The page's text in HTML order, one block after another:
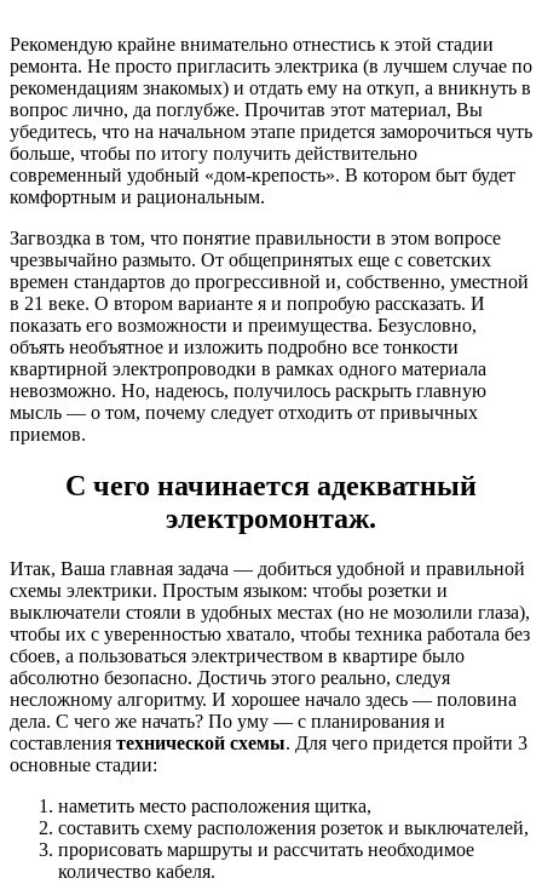
Рекомендую крайне внимательно отнестись к этой стадии
ремонта. Не просто пригласить электрика (в лучшем случае по
рекомендациям знакомых) и отдать ему на откуп, а вникнуть в
вопрос лично, да поглубже. Прочитав этот материал, Вы
убедитесь, что на начальном этапе придется заморочиться чуть
больше, чтобы по итогу получить действительно
современный удобный «дом-крепость». В котором быт будет
комфортным и рациональным.
Загвоздка в том, что понятие правильности в этом вопросе
чрезвычайно размыто. От общепринятых еще с советских
времен стандартов до прогрессивной и, собственно, уместной
в 21 веке. О втором варианте я и попробую рассказать. И
показать его возможности и преимущества. Безусловно,
объять необъятное и изложить подробно все тонкости
квартирной электропроводки в рамках одного материала
невозможно. Но, надеюсь, получилось раскрыть главную
мысль — о том, почему следует отходить от привычных
приемов.
С чего начинается адекватный
электромонтаж.
Итак, Ваша главная задача — добиться удобной и правильной
схемы электрики. Простым языком: чтобы розетки и
выключатели стояли в удобных местах (но не мозолили глаза),
чтобы их с уверенностью хватало, чтобы техника работала без
сбоев, а пользоваться электричеством в квартире было
абсолютно безопасно. Достичь этого реально, следуя
несложному алгоритму. И хорошее начало здесь — половина
дела. С чего же начать? По уму — с планирования и
составления технической схемы. Для чего придется пройти 3
основные стадии:
наметить место расположения щитка,
составить схему расположения розеток и выключателей,
прорисовать маршруты и рассчитать необходимое
количество кабеля.